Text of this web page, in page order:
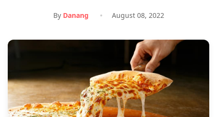
By Danang August 08, 2022